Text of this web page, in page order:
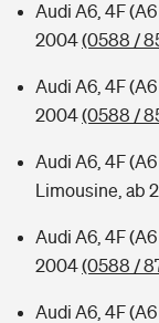
Audi A6, 4F
2004(0588 /
Audi A6, 4F
2004(0588 /
Audi A6, 4F (A6
Limousine, ab
Audi A6, 4F
2004(0588 /
Audi A6, 4F (A6